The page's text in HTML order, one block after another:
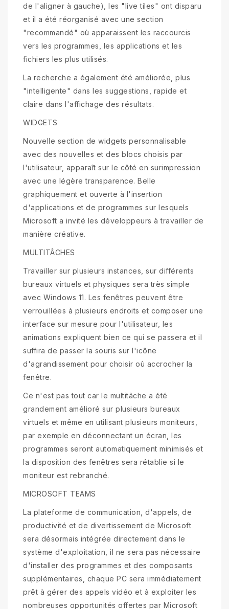
de l'aligner à gauche), les "live tiles" ont disparu
et il a été réorganisé avec une section
"recommandé" où apparaissent les raccourcis
vers les programmes, les applications et les
fichiers les plus utilisés.
La recherche a également été améliorée, plus
"intelligente" dans les suggestions, rapide et
claire dans l'affichage des résultats.
WIDGETS
Nouvelle section de widgets personnalisable
avec des nouvelles et des blocs choisis par
l'utilisateur, apparaît sur le côté en surimpression
avec une légère transparence. Belle
graphiquement et ouverte à l'insertion
d'applications et de programmes sur lesquels
Microsoft a invité les développeurs à travailler de
manière créative.
MULTITÂCHES
Travailler sur plusieurs instances, sur différents
bureaux virtuels et physiques sera très simple
avec Windows 11. Les fenêtres peuvent être
verrouillées à plusieurs endroits et composer une
interface sur mesure pour l'utilisateur, les
animations expliquent bien ce qui se passera et il
suffira de passer la souris sur l'icône
d'agrandissement pour choisir où accrocher la
fenêtre.
Ce n'est pas tout car le multitâche a été
grandement amélioré sur plusieurs bureaux
virtuels et même en utilisant plusieurs moniteurs,
par exemple en déconnectant un écran, les
programmes seront automatiquement minimisés et
la disposition des fenêtres sera rétablie si le
moniteur est rebranché.
MICROSOFT TEAMS
La plateforme de communication, d'appels, de
productivité et de divertissement de Microsoft
sera désormais intégrée directement dans le
système d'exploitation, il ne sera pas nécessaire
d'installer des programmes et des composants
supplémentaires, chaque PC sera immédiatement
prêt à gérer des appels vidéo et à exploiter les
nombreuses opportunités offertes par Microsoft